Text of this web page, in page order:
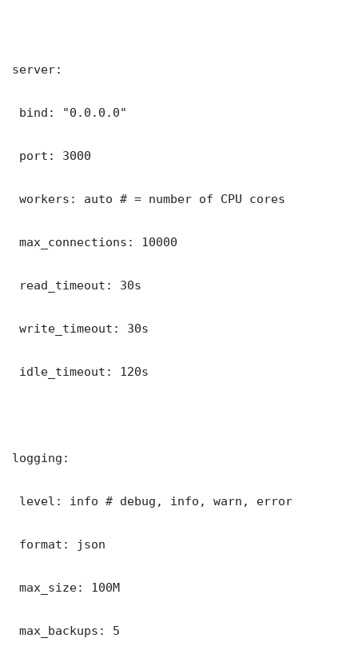
server:
bind: "0.0.0.0"
port: 3000
workers: auto # = number of CPU cores
max_connections: 10000
read_timeout: 30s
write_timeout: 30s
idle_timeout: 120s
logging:
level: info # debug, info, warn, error
format: json
max_size: 100M
max_backups: 5